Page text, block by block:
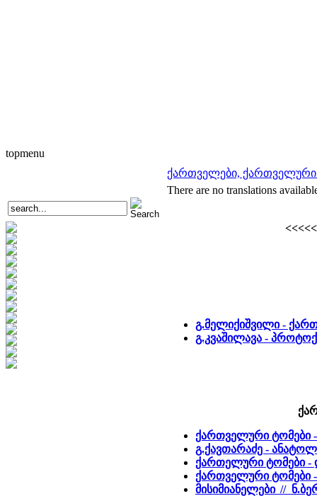
topmenu
ქართველები, ქართველური
There are no translations
გ.მელიქიშვილი -
გ.კვაშილავა -
ქართველური ტომები
გ.ქავთარაძე -
ქართელური ტომები -
ქართველური ტომები -
მისიმიანელები //